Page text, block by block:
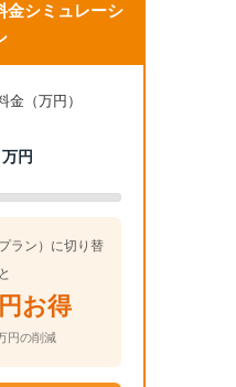
金シミュレーシ
金（万円）
万円
ラン）に切り替
お得
円の削減